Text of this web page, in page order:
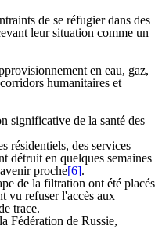
de se réfugier dans des
leur situation comme un
en eau, gaz,
humanitaires et
significative de la santé des
résidentiels, des services
détruit en quelques semaines
proche[6].
de la filtration ont été placés
vu refuser l'accès aux
trace.
Fédération de Russie,